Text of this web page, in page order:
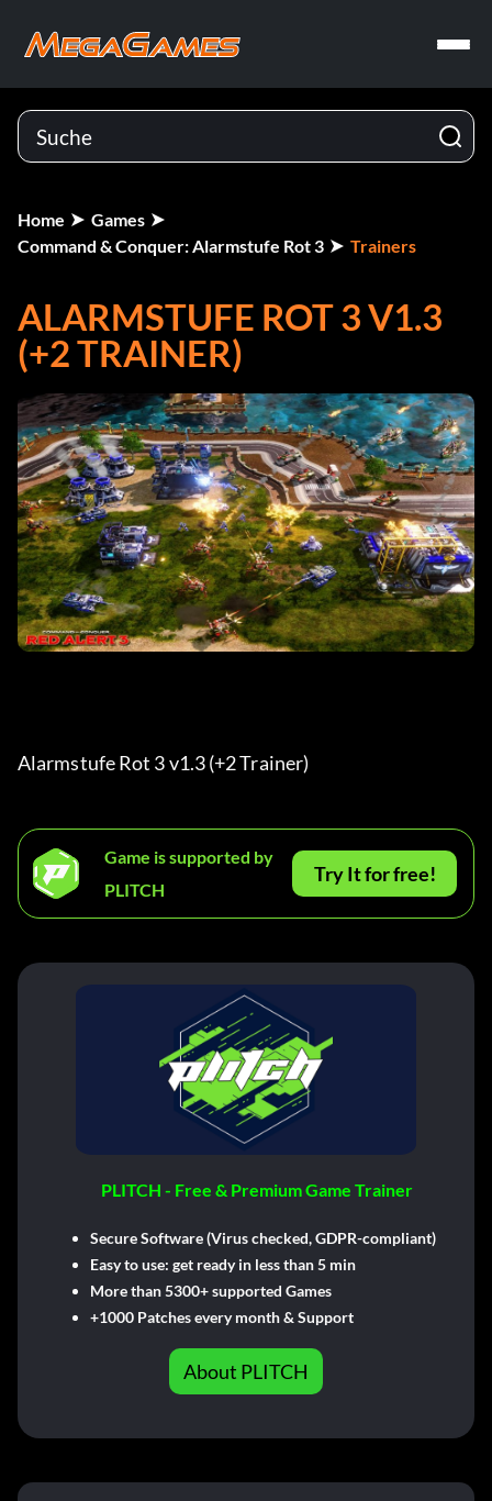
Home
Games
Command & Conquer: Alarmstufe Rot 3
Trainers
ALARMSTUFE ROT 3 V1.3
(+2 TRAINER)
Alarmstufe Rot 3 v1.3 (+2 Trainer)
Game is supported by
PLITCH
Try It for free!
PLITCH - Free & Premium Game Trainer
Secure Software (Virus checked, GDPR-compliant)
Easy to use: get ready in less than 5 min
More than 5300+ supported Games
+1000 Patches every month & Support
About PLITCH